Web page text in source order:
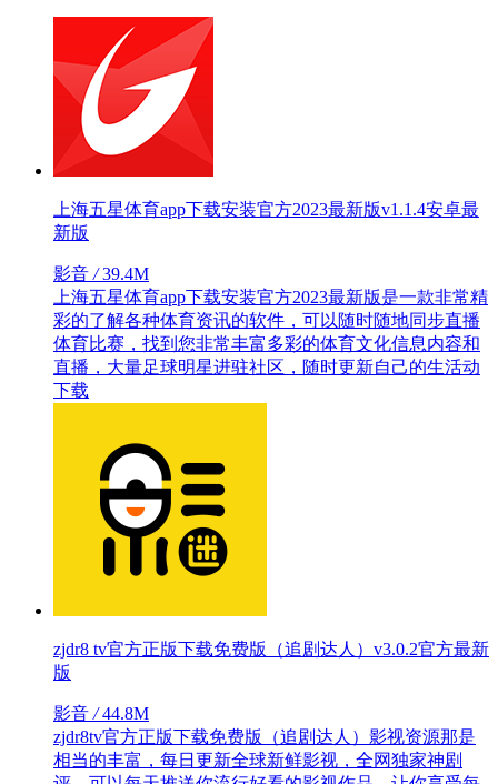
上海五星体育app下载安装官方2023最新版v1.1.4安卓最
新版
影音 /39.4M
上海五星体育app下载安装官方2023最新版是一款非常精
彩的了解各种体育资讯的软件，可以随时随地同步直播
体育比赛，找到您非常丰富多彩的体育文化信息内容和
直播，大量足球明星进驻社区，随时更新自己的生活动
下载
zjdr8 tv官方正版下载免费版（追剧达人）v3.0.2官方最新
版
影音 /44.8M
zjdr8tv官方正版下载免费版（追剧达人）影视资源那是
相当的丰富，每日更新全球新鲜影视，全网独家神剧